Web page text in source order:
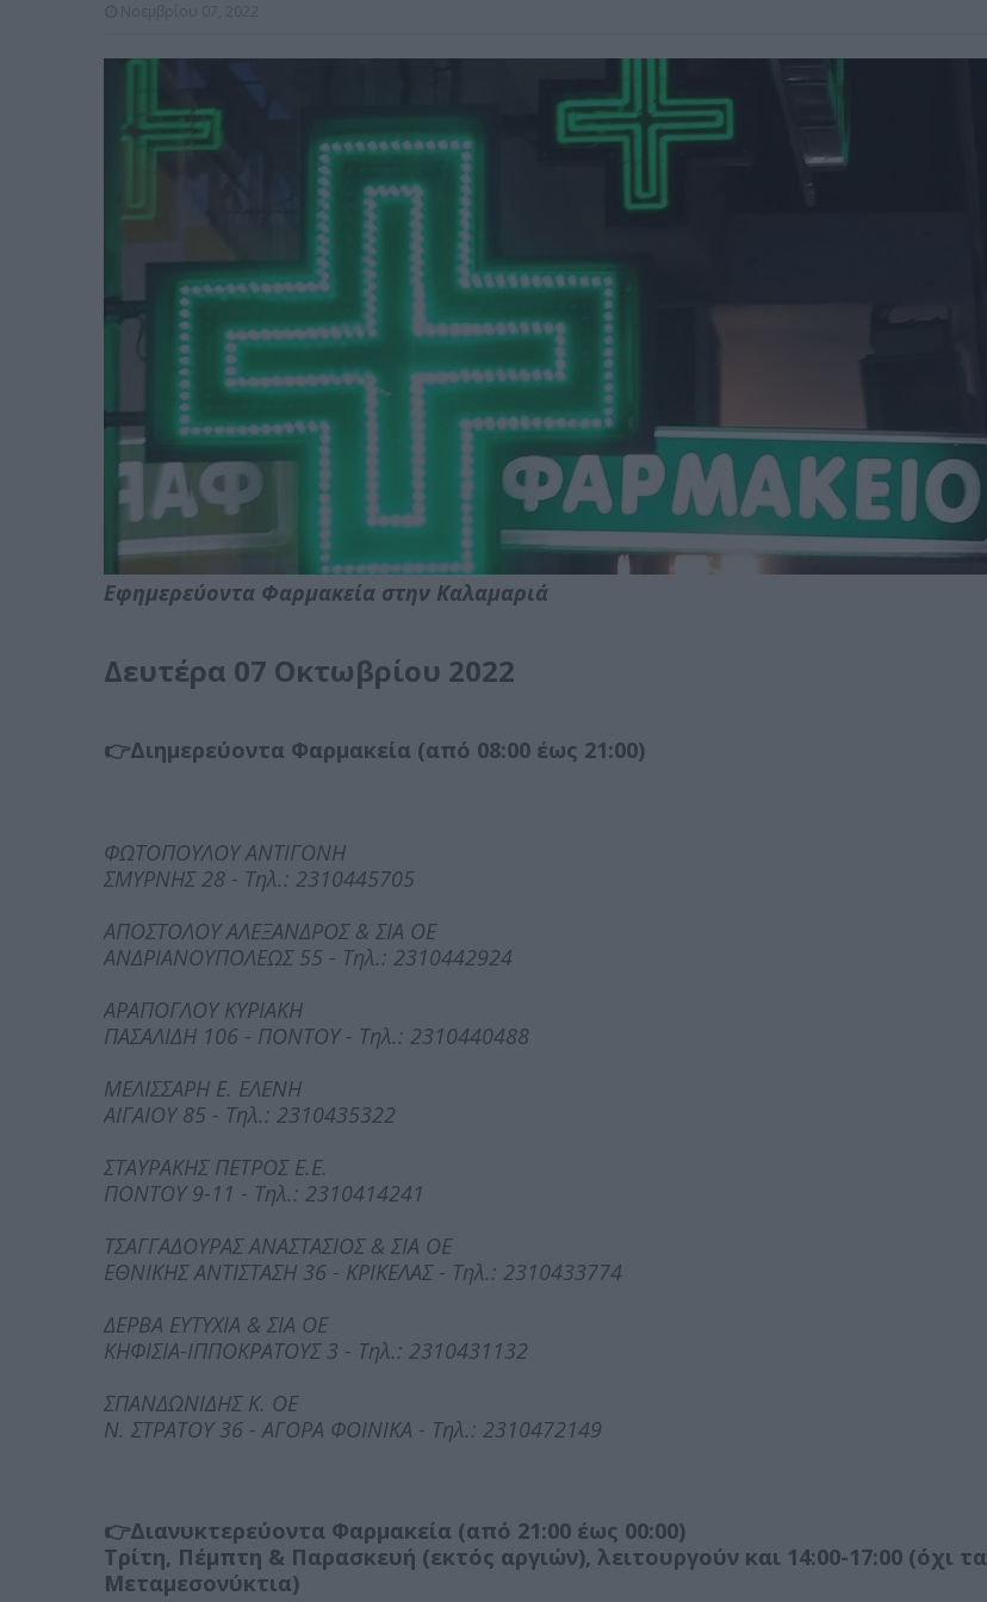
Εφημερεύοντα Φαρμακεία στην Καλαμαριά
Δευτέρα 07 Οκτωβρίου 2022
👉Διημερεύοντα Φαρμακεία (από 08:00 έως 21:00)
ΦΩΤΟΠΟΥΛΟΥ ΑΝΤΙΓΟΝΗ
ΣΜΥΡΝΗΣ 28 - Τηλ.: 2310445705
ΑΠΟΣΤΟΛΟΥ ΑΛΕΞΑΝΔΡΟΣ & ΣΙΑ ΟΕ
ΑΝΔΡΙΑΝΟΥΠΟΛΕΩΣ 55 - Τηλ.: 2310442924
ΑΡΑΠΟΓΛΟΥ ΚΥΡΙΑΚΗ
ΠΑΣΑΛΙΔΗ 106 - ΠΟΝΤΟΥ - Τηλ.: 2310440488
ΜΕΛΙΣΣΑΡΗ Ε. ΕΛΕΝΗ
ΑΙΓΑΙΟΥ 85 - Τηλ.: 2310435322
ΣΤΑΥΡΑΚΗΣ ΠΕΤΡΟΣ Ε.Ε.
ΠΟΝΤΟΥ 9-11 - Τηλ.: 2310414241
ΤΣΑΓΓΑΔΟΥΡΑΣ ΑΝΑΣΤΑΣΙΟΣ & ΣΙΑ ΟΕ
ΕΘΝΙΚΗΣ ΑΝΤΙΣΤΑΣΗ 36 - ΚΡΙΚΕΛΑΣ - Τηλ.: 2310433774
ΔΕΡΒΑ ΕΥΤΥΧΙΑ & ΣΙΑ ΟΕ
ΚΗΦΙΣΙΑ-ΙΠΠΟΚΡΑΤΟΥΣ 3 - Τηλ.: 2310431132
ΣΠΑΝΔΩΝΙΔΗΣ Κ. ΟΕ
Ν. ΣΤΡΑΤΟΥ 36 - ΑΓΟΡΑ ΦΟΙΝΙΚΑ - Τηλ.: 2310472149
👉Διανυκτερεύοντα Φαρμακεία (από 21:00 έως 00:00)
Τρίτη, Πέμπτη & Παρασκευή (εκτός αργιών), λειτουργούν και 14:00-17:00 (όχι τα
Μεταμεσονύκτια)